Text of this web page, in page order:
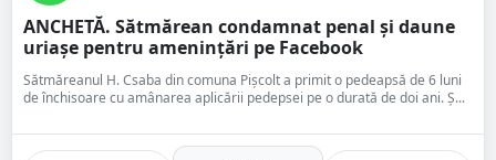
ANCHETĂ. Sătmărean condamnat penal și daune
uriașe pentru amenințări pe Facebook
Sătmăreanul H. Csaba din comuna Pișcolt a primit o pedeapsă de 6 luni
de închisoare cu amânarea aplicării pedepsei pe o durată de doi ani. Ș...